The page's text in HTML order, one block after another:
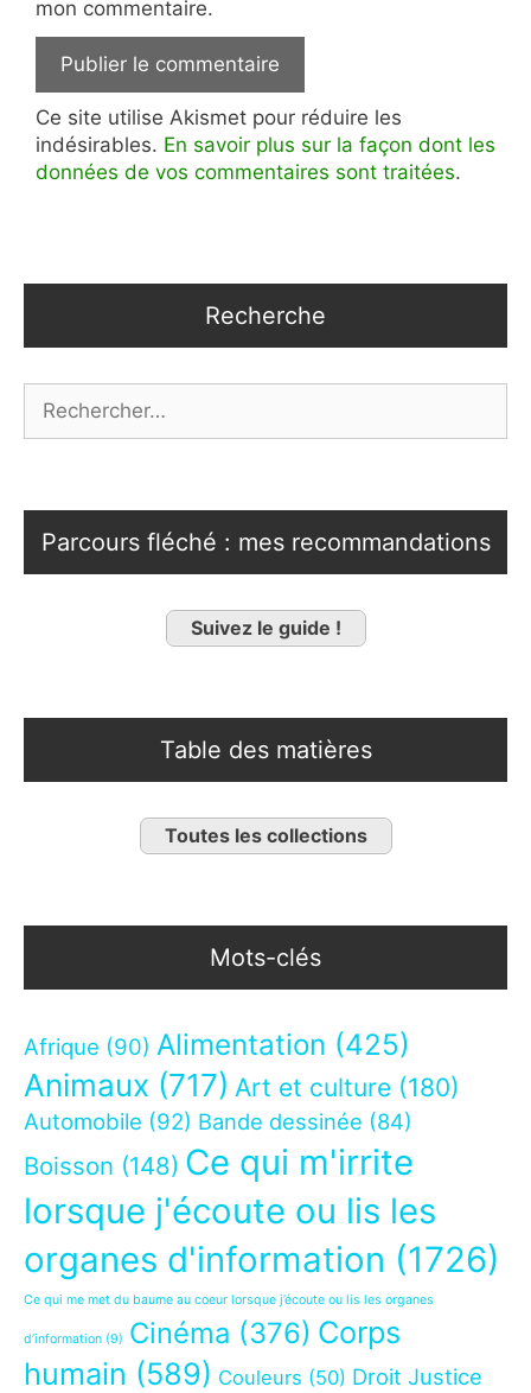
mon commentaire.
Ce site utilise Akismet pour réduire les
indésirables. En savoir plus sur la façon dont les
données de vos commentaires sont traitées.
Recherche
Parcours fléché : mes recommandations
Suivez le guide !
Table des matières
Toutes les collections
Mots-clés
Afrique (90) Alimentation (425)
Animaux (717) Art et culture (180)
Automobile (92) Bande dessinée (84)
Boisson (148) Ce qui m'irrite
lorsque j'écoute ou lis les
organes d'information (1726)
Ce qui me met du baume au coeur lorsque j’écoute ou lis les organes
d’information (9) Cinéma (376) Corps
humain (589) Couleurs (50) Droit Justice